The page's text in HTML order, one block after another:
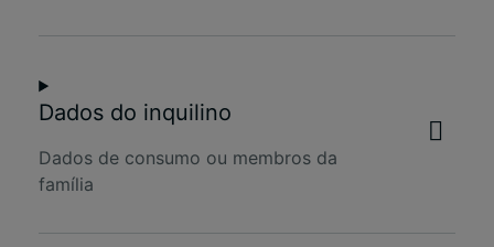
Dados do inquilino
Dados de consumo ou membros da
família